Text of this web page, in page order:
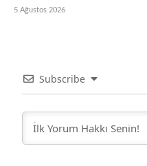
5 Ağustos 2026
Subscribe